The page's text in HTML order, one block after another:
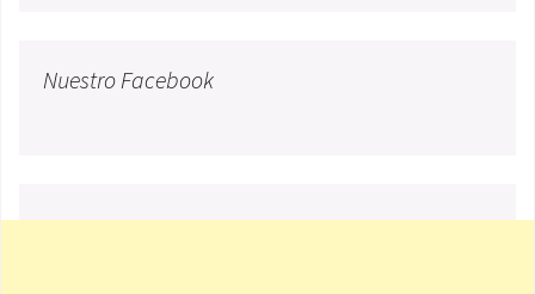
Nuestro Facebook